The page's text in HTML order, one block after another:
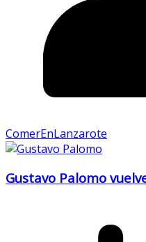
ComerEnLanzarote
Gustavo Palomo